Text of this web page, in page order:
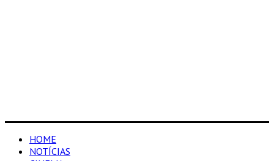
HOME
NOTÍCIAS